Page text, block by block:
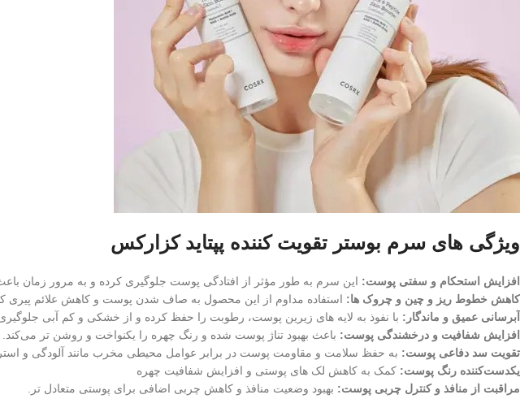
ویژگی های سرم بوستر تقویت کننده پپتاید کزارکس
افزایش استحکام و سفتی پوست: این سرم به طور مؤثر از افتادگی پوست جلوگیری کرده و به مرور زمان
کاهش خطوط ریز و چین و چروک‌ ها: استفاده مداوم از این محصول به صاف شدن پوست و کاهش علائم پیری
آبرسانی عمیق و ماندگار: با نفوذ به لایه‌ های زیرین پوست، رطوبت را حفظ کرده و از خشکی و کم‌ آبی
افزایش شفافیت و درخشندگی پوست: باعث بهبود تناژ پوست شده و رنگ چهره را یکنواخت و روشن‌ تر می‌کند.
تقویت سد دفاعی پوست: به حفظ سلامت و مقاومت پوست در برابر عوامل محیطی مخرب مانند آلودگی و
یکدست‌کننده رنگ پوست: کمک به کاهش لک‌ های پوستی و افزایش شفافیت چهره
مراقبت از منافذ و کنترل چربی پوست: بهبود وضعیت منافذ و کاهش چربی اضافی برای پوستی متعادل‌ تر.